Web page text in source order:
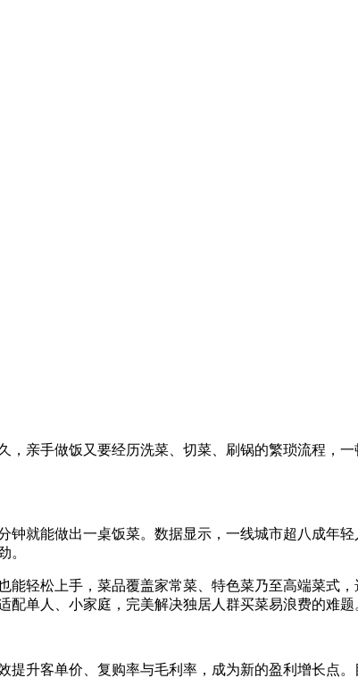
亲手做饭又要经历洗菜、切菜、刷锅的繁琐流程，
就能做出一桌饭菜。数据显示，一线城市超八成年
。
轻松上手，菜品覆盖家常菜、特色菜乃至高端菜式
单人、小家庭，完美解决独居人群买菜易浪费的难题
升客单价、复购率与毛利率，成为新的盈利增长点